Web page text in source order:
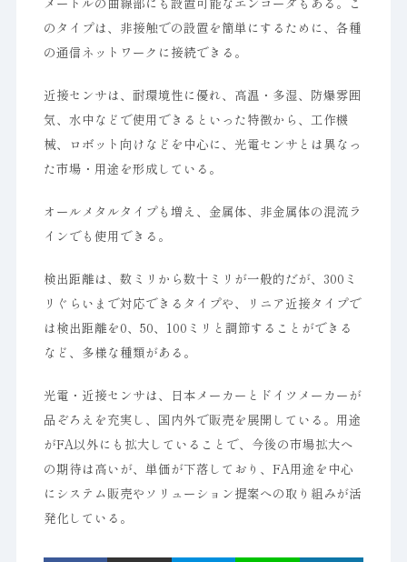
のタイプは、非接触での設置を簡単にするために、各種
の通信ネットワークに接続できる。
近接センサは、耐環境性に優れ、高温・多湿、防爆雰囲
気、水中などで使用できるといった特徴から、工作機
械、ロボット向けなどを中心に、光電センサとは異なっ
た市場・用途を形成している。
オールメタルタイプも増え、金属体、非金属体の混流ラ
インでも使用できる。
検出距離は、数ミリから数十ミリが一般的だが、300ミ
リぐらいまで対応できるタイプや、リニア近接タイプで
は検出距離を0、50、100ミリと調節することができる
など、多様な種類がある。
光電・近接センサは、日本メーカーとドイツメーカーが
品ぞろえを充実し、国内外で販売を展開している。用途
がFA以外にも拡大していることで、今後の市場拡大へ
の期待は高いが、単価が下落しており、FA用途を中心
にシステム販売やソリューション提案への取り組みが活
発化している。